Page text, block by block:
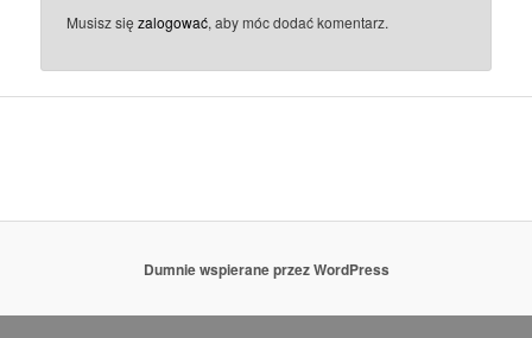
Musisz sięzalogować, aby móc dodać komentarz.
Dumnie wspierane przez WordPress